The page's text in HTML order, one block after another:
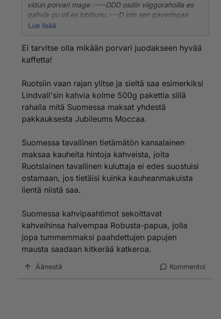
vidun porvari mage :----DDD osdin viiggorahoilla es
gahvia gu oli es lobbunu :---D join sen gaveringaa
yhessä yössä :----DDD oli 5/5 sun paskat borvari
Lue lisää
Ei tarvitse olla mikään porvari juodakseen hyvää
kaffetta!
Ruotsiin vaan rajan ylitse ja sieltä saa esimerkiksi
Lindvall'sin kahvia kolme 500g pakettia sillä
rahalla mitä Suomessa maksat yhdestä
pakkauksesta Jubileums Moccaa.
Suomessa tavallinen tietämätön kansalainen
maksaa kauheita hintoja kahveista, joita
Ruotslainen tavallinen kuluttaja ei edes suostuisi
ostamaan, jos tietäisi kuinka kauheanmakuista
lientä niistä saa.
Suomessa kahvipaahtimot sekoittavat
kahveihinsa halvempaa Robusta-papua, jolla
jopa tummemmaksi paahdettujen papujen
mausta saadaan kitkerää katkeroa.
Äänestä Kommentoi